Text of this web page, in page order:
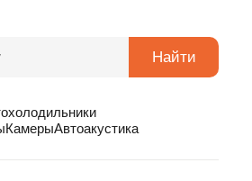
Найти
КамерыАвтоакустика